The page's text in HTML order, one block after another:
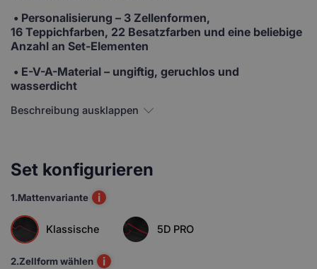
• Personalisierung – 3 Zellenformen,
16 Teppichfarben, 22 Besatzfarben und eine beliebige
Anzahl an Set-Elementen
• E-V-A-Material – ungiftig, geruchlos und
wasserdicht
Beschreibung ausklappen
Set konfigurieren
1.Mattenvariante i
Klassische 5D PRO
2.Zellform wählen i